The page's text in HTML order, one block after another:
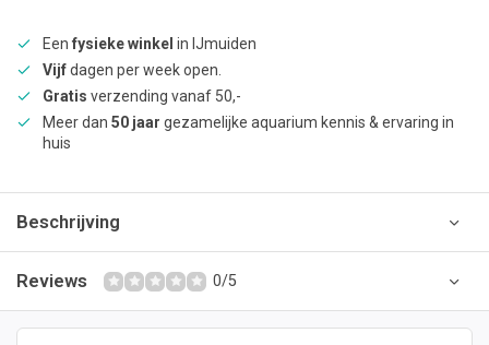
Een fysieke winkel in IJmuiden
Vijfdagen per week open.
Gratis verzending vanaf 50,-
Meer dan 50 jaar gezamelijke aquarium kennis & ervaring in
huis
Beschrijving
Reviews 0/5